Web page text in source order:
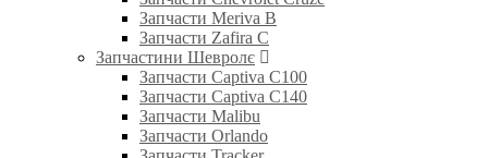
Запчасти Meriva B
Запчасти Zafira C
Запчастини Шевролє
Запчасти Captiva C100
Запчасти Captiva C140
Запчасти Malibu
Запчасти Orlando